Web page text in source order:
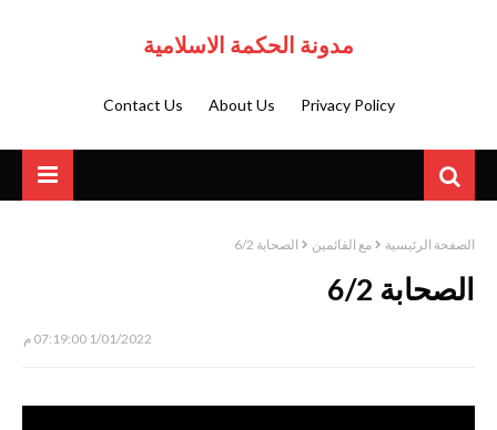
مدونة الحكمة الاسلامية
Privacy Policy
About Us
Contact Us
الصفحة الرئيسية مع القائمين الصحابة 6/2
الصحابة 6/2
1/01/2022 07:19:00 م